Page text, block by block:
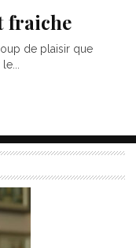
fraiche
de plaisir que